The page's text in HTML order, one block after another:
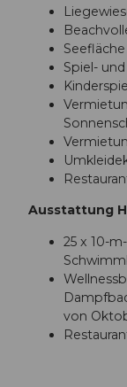
Spiel-
Ausstattung
25 x 10-
von